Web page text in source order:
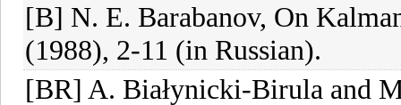
[B] N. E. Barabanov, On
(1988), 2-11 (in Russian).
[BR] A. Białynicki-Birula and